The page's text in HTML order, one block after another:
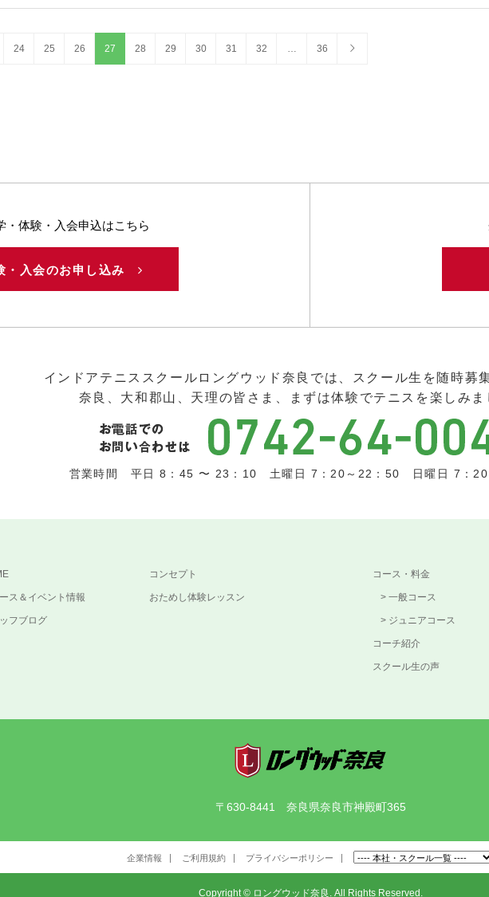
24 25 26 27 28 29 30 31 32 … 36
・体験・入会申込はこちら
・入会のお申し込み
インドアテニススクールロングウッド奈良では、スクール生を随時募
奈良、大和郡山、天理の皆さま、まずは体験でテニスを楽しみ
営業時間 平日 8：45 〜 23：10 土曜日 7：20～22：50 日曜日 7：
ス＆イベント情報
フブログ
コンセプト
おためし体験レッスン
コース・料金
一般コース
ジュニアコース
コーチ紹介
スクール生の声
〒630-8441 奈良県奈良市神殿町365
企業情報 ご利用規約 プライバシーポリシー
Copyright© ロングウッド奈良 . All Rights Reserved.